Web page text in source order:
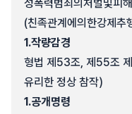
성폭력범죄의처벌및피
(친족관계에의한강제추
1.작량감경
형법 제53조, 제55조
유리한 정상 참작)
1.공개명령